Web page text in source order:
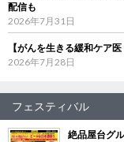
配信も
2026年7月31日
【がんを生きる緩和ケア
2026年7月28日
フェスティバル
絶品屋台グ